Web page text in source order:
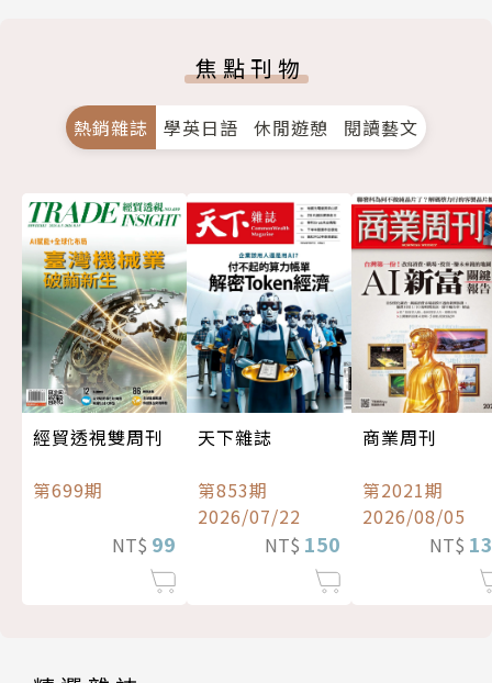
焦點刊物
熱銷雜誌 學英日語 休閒遊憩 閱讀藝文
經貿透視雙周刊
第699期
NT$ 99
天下雜誌
第853期
2026/07/22
NT$ 150
商業周刊
第2021期
2026/08/05
NT$